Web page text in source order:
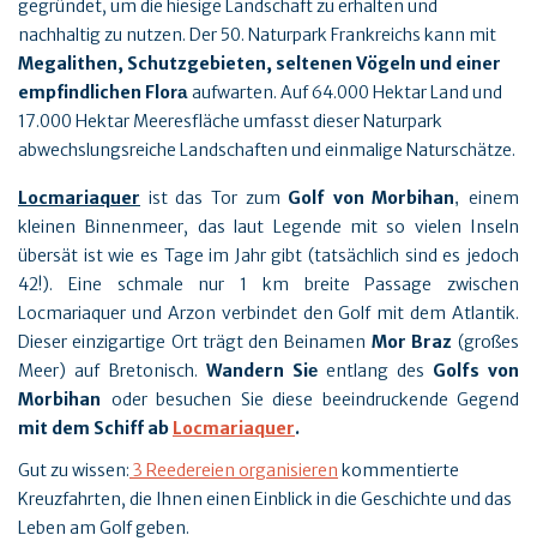
gegründet, um die hiesige Landschaft zu erhalten und
nachhaltig zu nutzen. Der 50. Naturpark Frankreichs kann mit
Megalithen, Schutzgebieten, seltenen Vögeln und einer
empfindlichen Flora aufwarten. Auf 64.000 Hektar Land und
17.000 Hektar Meeresfläche umfasst dieser Naturpark
abwechslungsreiche Landschaften und einmalige Naturschätze.
Locmariaquer ist das Tor zum Golf von Morbihan, einem
kleinen Binnenmeer, das laut Legende mit so vielen Inseln
übersät ist wie es Tage im Jahr gibt (tatsächlich sind es jedoch
42!). Eine schmale nur 1 km breite Passage zwischen
Locmariaquer und Arzon verbindet den Golf mit dem Atlantik.
Dieser einzigartige Ort trägt den Beinamen Mor Braz (großes
Meer) auf Bretonisch. Wandern Sie entlang des Golfs von
Morbihan oder besuchen Sie diese beeindruckende Gegend
mit dem Schiff ab Locmariaquer.
Gut zu wissen: 3 Reedereien organisieren kommentierte
Kreuzfahrten, die Ihnen einen Einblick in die Geschichte und das
Leben am Golf geben.